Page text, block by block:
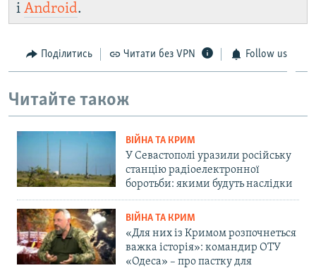
і Android.
Поділитись Читати без VPN Follow us
Читайте також
ВІЙНА ТА КРИМ
У Севастополі уразили російську
станцію радіоелектронної
боротьби: якими будуть наслідки
ВІЙНА ТА КРИМ
«Для них із Кримом розпочнеться
важка історія»: командир ОТУ
«Одеса» – про пастку для